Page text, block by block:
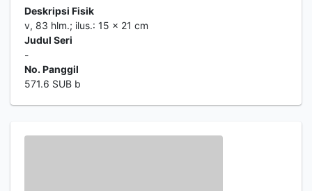
Deskripsi Fisik
v, 83 hlm.; ilus.: 15 x 21 cm
Judul Seri
-
No. Panggil
571.6 SUB b